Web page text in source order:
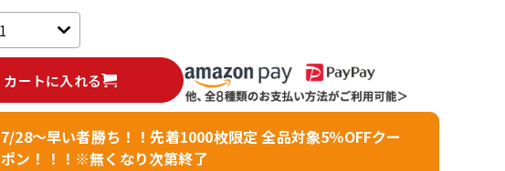
カートに入れる
7/28～早い者勝ち！！先着1000枚限定 全品対象5％OFFクー
ポン！！！※無くなり次第終了